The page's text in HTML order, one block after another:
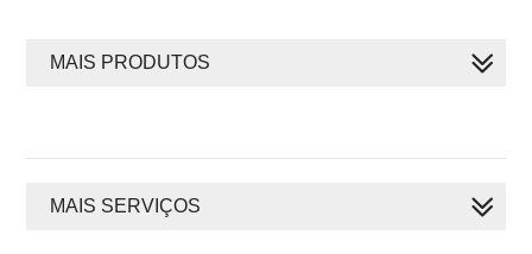
MAIS PRODUTOS
MAIS SERVIÇOS